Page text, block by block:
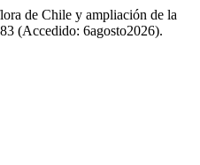
de Chile y ampliación de la
(Accedido: 6agosto2026).